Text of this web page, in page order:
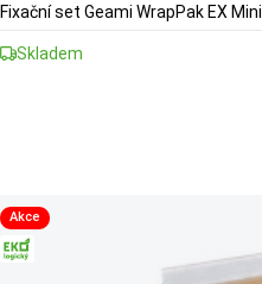
Fixační set Geami WrapPak EX Mini
Skladem
Akce